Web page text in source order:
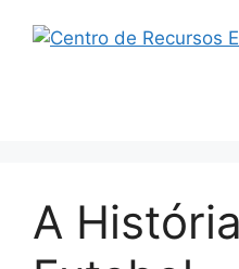
para
A